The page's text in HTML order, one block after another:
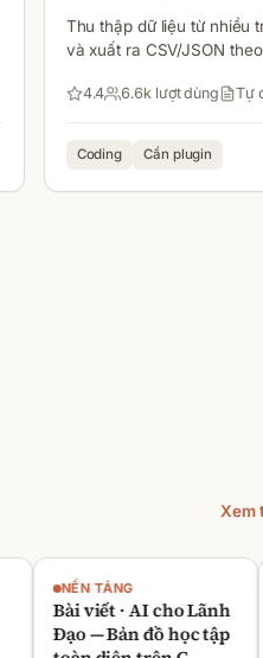
Thu thập dữ liệu từ nhiều
và xuất ra CSV/JSON
4.4 6.6k lượt dùng Tự
Coding Cần plugin
Xem
NỀN TẢNG
Bài viết · AI cho Lãnh
Đạo — Bản đồ học tập